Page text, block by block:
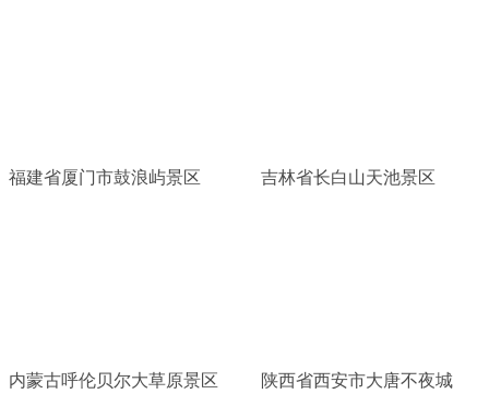
福建省厦门市鼓浪屿景区 吉林省长白山天池景区
内蒙古呼伦贝尔大草原景区 陕西省西安市大唐不夜城